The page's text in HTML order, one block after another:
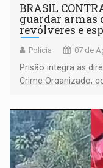
BRASIL
guardar armas
revólveres e
Polícia 07 de
Prisão integra as
Crime Organizado,